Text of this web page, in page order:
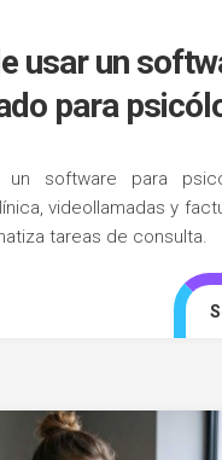
usar un
para
un software para
videollamadas y
tareas de consulta.